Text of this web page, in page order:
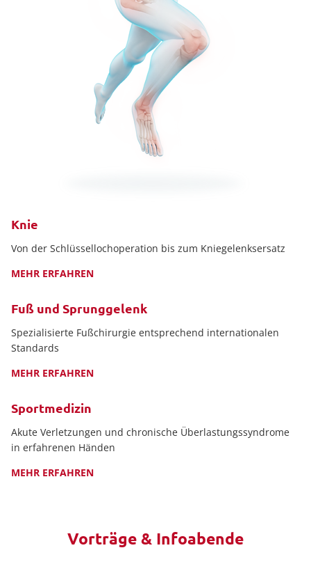
Knie
Von der Schlüssellochoperation bis zum Kniegelenksersatz
MEHR ERFAHREN
Fuß und Sprunggelenk
Spezialisierte Fußchirurgie entsprechend internationalen
Standards
MEHR ERFAHREN
Sportmedizin
Akute Verletzungen und chronische Überlastungssyndrome
in erfahrenen Händen
MEHR ERFAHREN
Vorträge & Infoabende